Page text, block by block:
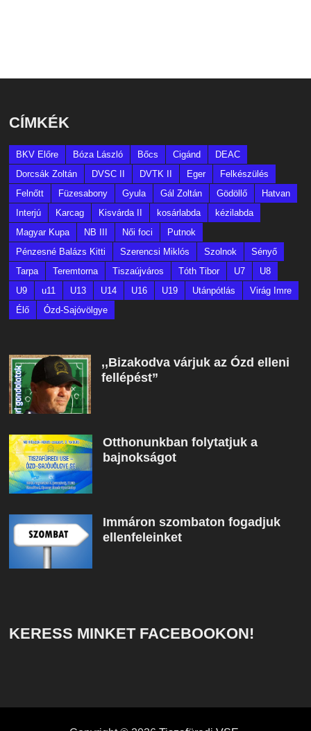
CÍMKÉK
BKV Előre Bóza László Bőcs Cigánd
DEAC
Dorcsák Zoltán
DVSC II DVTK II Eger
Felkészülés
Felnőtt
Füzesabony Gyula Gál Zoltán Gödöllő
Hatvan
Interjú
Karcag Kisvárda II kosárlabda
kézilabda
Magyar Kupa
NB III Női foci
Putnok
Pénzesné Balázs Kitti
Szerencsi Miklós Szolnok
Sényő
Tarpa
Teremtorna Tiszaújváros Tóth Tibor U7
U8
U9
u11 U13 U14 U16 U19 Utánpótlás
Virág Imre
Élő
Ózd-Sajóvölgye
,,Bizakodva várjuk az Ózd elleni
fellépést”
Otthonunkban folytatjuk a
bajnokságot
Immáron szombaton fogadjuk
ellenfeleinket
KERESS MINKET FACEBOOKON!